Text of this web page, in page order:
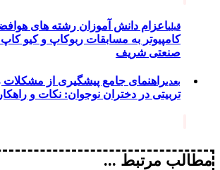
قبلیاعزام دانش آموزان رشته های
کامپیوتر به مسابقات ربوکاپ و کیو کاپ
صنعتی شریف
بعدیراهنمای جامع پیشگیری از مشکلات
تربیتی در دختران نوجوان: نکات و
مطالب مرتبط ...